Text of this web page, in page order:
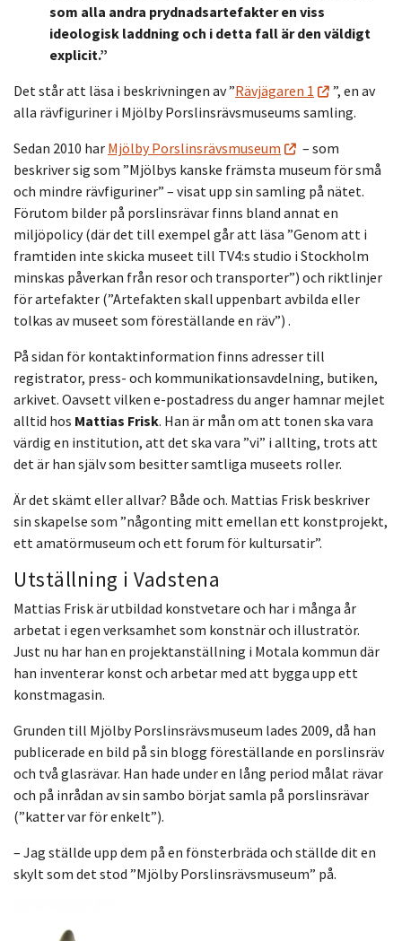
som alla andra prydnadsartefakter en viss
ideologisk laddning och i detta fall är den väldigt
explicit.”
Det står att läsa i beskrivningen av ”Rävjägaren 1
”, en av
alla rävfiguriner i Mjölby Porslinsrävsmuseums samling.
Sedan 2010 har Mjölby Porslinsrävsmuseum
– som
beskriver sig som ”Mjölbys kanske främsta museum för små
och mindre rävfiguriner” – visat upp sin samling på nätet.
Förutom bilder på porslinsrävar finns bland annat en
miljöpolicy (där det till exempel går att läsa ”Genom att i
framtiden inte skicka museet till TV4:s studio i Stockholm
minskas påverkan från resor och transporter”) och riktlinjer
för artefakter (”Artefakten skall uppenbart avbilda eller
tolkas av museet som föreställande en räv”) .
På sidan för kontaktinformation finns adresser till
registrator, press- och kommunikationsavdelning, butiken,
arkivet. Oavsett vilken e-postadress du anger hamnar mejlet
alltid hos Mattias Frisk. Han är mån om att tonen ska vara
värdig en institution, att det ska vara ”vi” i allting, trots att
det är han själv som besitter samtliga museets roller.
Är det skämt eller allvar? Både och. Mattias Frisk beskriver
sin skapelse som ”någonting mitt emellan ett konstprojekt,
ett amatörmuseum och ett forum för kultursatir”.
Utställning i Vadstena
Mattias Frisk är utbildad konstvetare och har i många år
arbetat i egen verksamhet som konstnär och illustratör.
Just nu har han en projektanställning i Motala kommun där
han inventerar konst och arbetar med att bygga upp ett
konstmagasin.
Grunden till Mjölby Porslinsrävsmuseum lades 2009, då han
publicerade en bild på sin blogg föreställande en porslinsräv
och två glasrävar. Han hade under en lång period målat rävar
och på inrådan av sin sambo börjat samla på porslinsrävar
(”katter var för enkelt”).
– Jag ställde upp dem på en fönsterbräda och ställde dit en
skylt som det stod ”Mjölby Porslinsrävsmuseum” på.